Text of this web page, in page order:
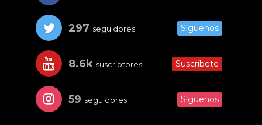
297 seguidores Síguenos
8.6k suscriptores Suscríbete
59 seguidores Síguenos